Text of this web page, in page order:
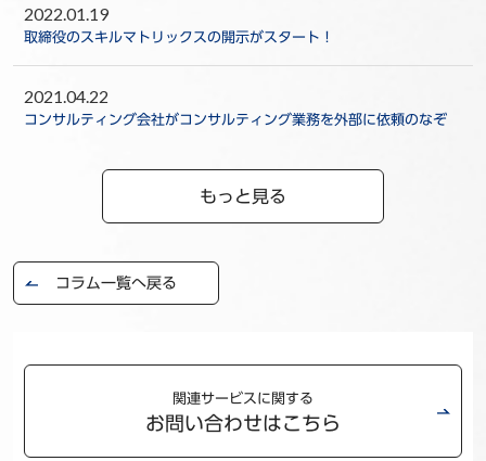
2022.01.19
取締役のスキルマトリックスの開示がスタート！
2021.04.22
コンサルティング会社がコンサルティング業務を外部に依頼のなぞ
もっと見る
コラム一覧へ戻る
関連サービスに関する
お問い合わせはこちら